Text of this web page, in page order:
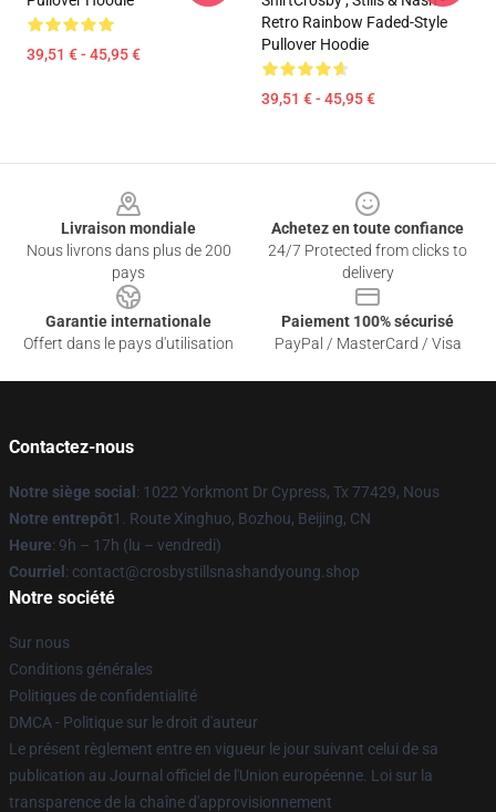
39,51 € - 45,95 €
Retro Rainbow Faded-Style
Pullover Hoodie
39,51 € - 45,95 €
Livraison mondiale
Nous livrons dans plus de 200
pays
Achetez en toute confiance
24/7 Protected from clicks to
delivery
Garantie internationale
Offert dans le pays d'utilisation
Paiement 100% sécurisé
PayPal / MasterCard / Visa
Contactez-nous
Notre siège social : 1022 Yorkmont Dr Cypress, Tx 77429, Nous
Notre entrepôt1. Route Xinghuo, Bozhou, Beijing, CN
Heure: 9h – 17h (lu – vendredi)
Courriel : contact@crosbystillsnashandyoung.shop
Notre société
Sur nous
Conditions générales
Politiques de confidentialité
DMCA - Politique sur le droit d'auteur
Le présent règlement entre en vigueur le jour suivant celui de sa
publication au Journal officiel de l'Union européenne. Loi sur la
transparence de la chaîne d'approvisionnement